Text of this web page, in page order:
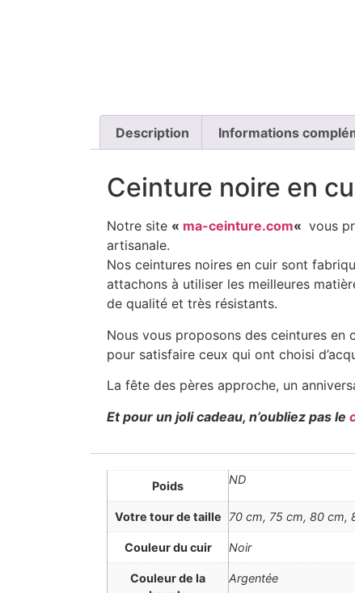
Description Informations
Ceinture noire en
Notre site « ma-ceinture.com« vous
artisanale.
Nos ceintures noires en cuir sont
attachons à utiliser les meilleures
de qualité et très résistants.
Nous vous proposons des ceintures
pour satisfaire ceux qui ont choisi
La fête des pères approche, un
Et pour un joli cadeau, n’oubliez pas le
Poids ND
Votre tour de taille 70 cm, 75 cm, 80 cm,
Couleur du cuir Noir
Couleur de la
Argentée